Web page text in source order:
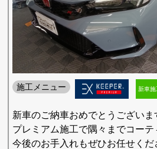
施工メニュー 新車施
新車のご納車おめでとうございま
プレミアム施工で隅々までコーテ
今後のお手入れもぜひお任せくだ